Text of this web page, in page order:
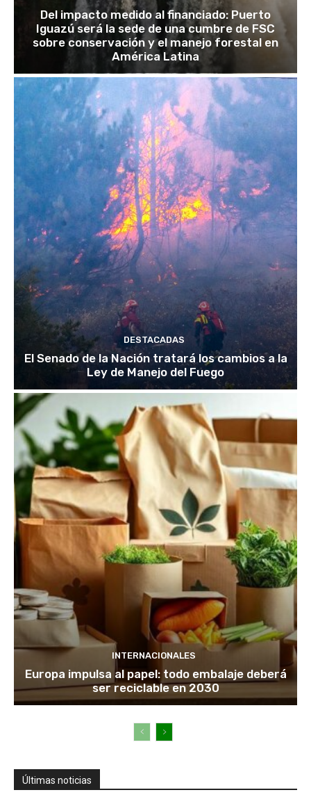
Del impacto medido al financiado: Puerto
Iguazú será la sede de una cumbre de FSC
sobre conservación y el manejo forestal en
América Latina
DESTACADAS
El Senado de la Nación tratará los cambios a la
Ley de Manejo del Fuego
INTERNACIONALES
Europa impulsa al papel: todo embalaje deberá
ser reciclable en 2030
Últimas noticias